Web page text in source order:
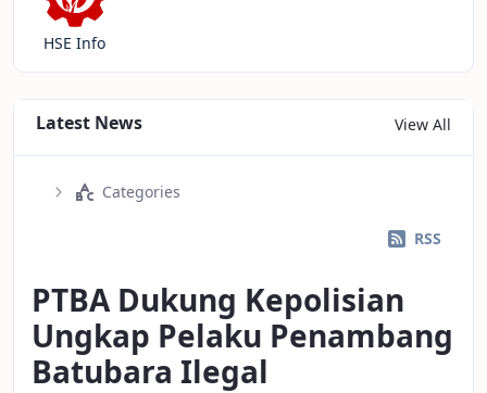
HSE Info
Latest News View All
Categories
RSS
PTBA Dukung Kepolisian
Ungkap Pelaku Penambang
Batubara Ilegal